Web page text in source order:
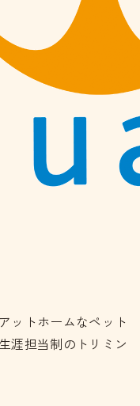
ットホームなペット
涯担当制のトリミン